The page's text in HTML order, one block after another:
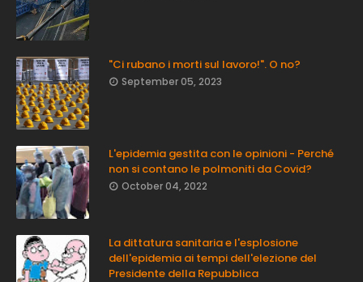
"Ci rubano i morti sul lavoro!". O no?
September 05, 2023
L'epidemia gestita con le opinioni - Perché
non si contano le polmoniti da Covid?
October 04, 2022
La dittatura sanitaria e l'esplosione
dell'epidemia ai tempi dell'elezione del
Presidente della Repubblica